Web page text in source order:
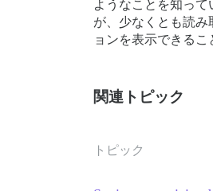
ようなことを知っ
が、少なくとも読み
ョンを表示できるこ
関連トピック
トピック